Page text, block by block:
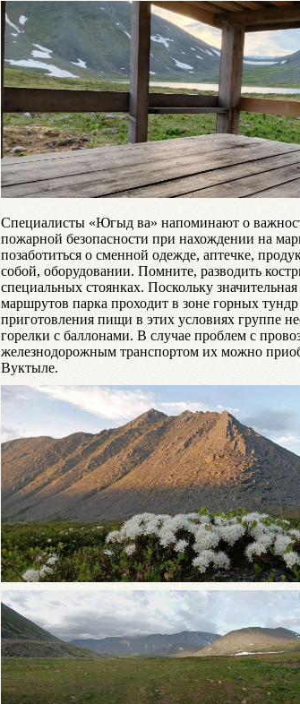
Специалисты «Югыд ва» напоминают о
пожарной безопасности при нахождении на
позаботиться о сменной одежде, аптечке,
собой, оборудовании. Помните, разводить
специальных стоянках. Поскольку
маршрутов парка проходит в зоне горных
приготовления пищи в этих условиях группе
горелки с баллонами. В случае проблем с
железнодорожным транспортом их можно
Вуктыле.